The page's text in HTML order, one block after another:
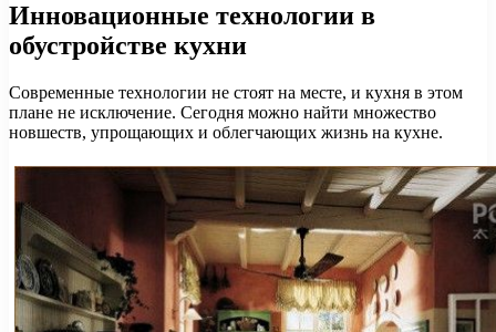
Инновационные технологии в
обустройстве кухни
Современные технологии не стоят на месте, и кухня в этом
плане не исключение. Сегодня можно найти множество
новшеств, упрощающих и облегчающих жизнь на кухне.